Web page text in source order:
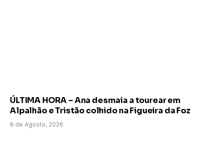
ÚLTIMA HORA – Ana desmaia a tourear em
Alpalhão e Tristão colhido na Figueira da Foz
8 de Agosto, 2026